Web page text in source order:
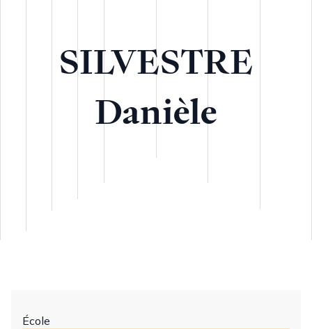
SILVESTRE
Danièle
École